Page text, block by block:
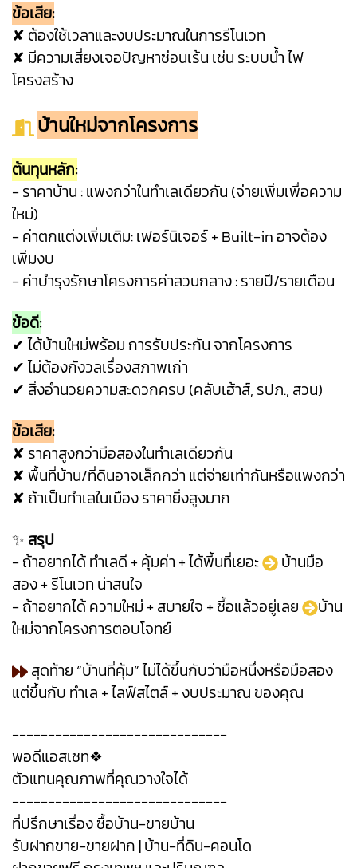
ข้อเสีย:
✘ ต้องใช้เวลาและงบประมาณในการรีโนเวท
✘ มีความเสี่ยงเจอปัญหาซ่อนเร้น เช่น ระบบน้ำ ไฟ
โครงสร้าง
บ้านใหม่จากโครงการ
ต้นทุนหลัก:
- ราคาบ้าน : แพงกว่าในทำเลเดียวกัน (จ่ายเพิ่มเพื่อความ
ใหม่)
- ค่าตกแต่งเพิ่มเติม: เฟอร์นิเจอร์ + Built-in อาจต้อง
เพิ่มงบ
- ค่าบำรุงรักษาโครงการค่าสวนกลาง : รายปี/รายเดือน
ข้อดี:
✔ ได้บ้านใหม่พร้อม การรับประกัน จากโครงการ
✔ ไม่ต้องกังวลเรื่องสภาพเก่า
✔ สิ่งอำนวยความสะดวกครบ (คลับเฮ้าส์, รปภ., สวน)
ข้อเสีย:
✘ ราคาสูงกว่ามือสองในทำเลเดียวกัน
✘ พื้นที่บ้าน/ที่ดินอาจเล็กกว่า แต่จ่ายเท่ากันหรือแพงกว่า
✘ ถ้าเป็นทำเลในเมือง ราคายิ่งสูงมาก
✨ สรุป
- ถ้าอยากได้ ทำเลดี + คุ้มค่า + ได้พื้นที่เยอะ
บ้านมือ
สอง + รีโนเวท น่าสนใจ
- ถ้าอยากได้ ความใหม่ + สบายใจ + ซื้อแล้วอยู่เลย
บ้าน
ใหม่จากโครงการตอบโจทย์
สุดท้าย “บ้านที่คุ้ม” ไม่ได้ขึ้นกับว่ามือหนึ่งหรือมือสอง
แต่ขึ้นกับ ทำเล + ไลฟ์สไตล์ + งบประมาณ ของคุณ
------------------------------
พอดีแอสเซท❖
ตัวแทนคุณภาพที่คุณวางใจได้
------------------------------
ที่ปรึกษาเรื่อง ซื้อบ้าน-ขายบ้าน
รับฝากขาย-ขายฝาก | บ้าน-ที่ดิน-คอนโด